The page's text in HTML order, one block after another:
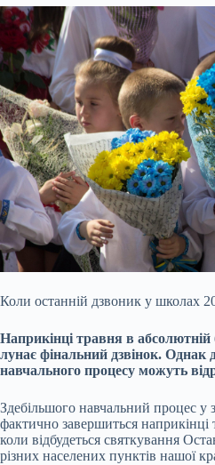
Коли останній дзвоник у школах
Наприкінці травня в
лунає фінальний дзвінок. Однак
навчального процесу можуть
Здебільшого навчальний процес у
фактично завершиться наприкінці
коли відбудеться святкування
різних населених пунктів нашої